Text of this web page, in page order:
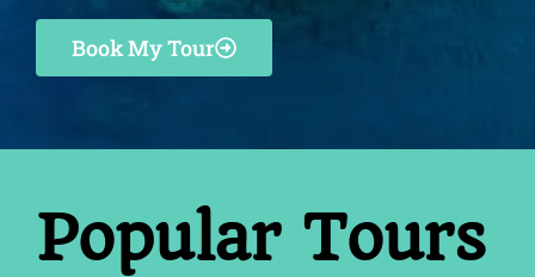
Book My Tour
Popular Tours